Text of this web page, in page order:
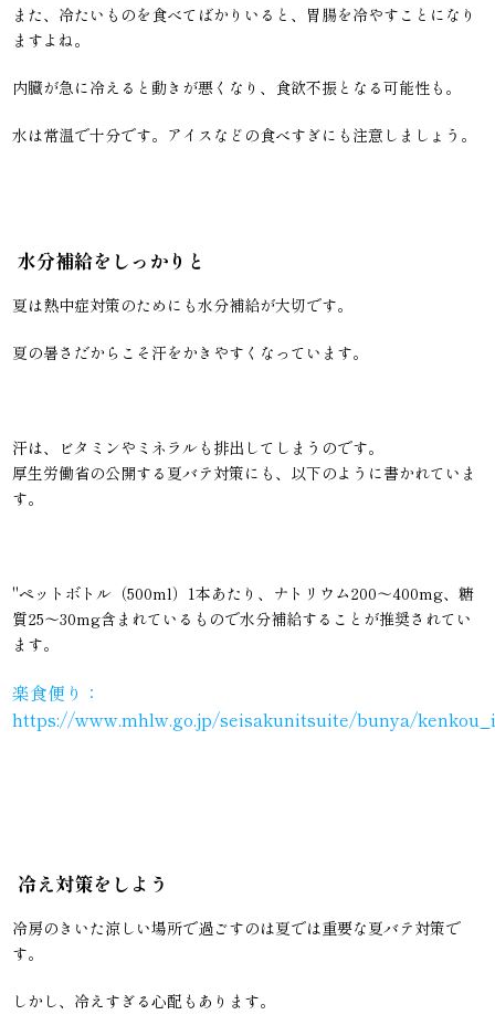
また、冷たいものを食べてばかりいると、胃腸を冷やすことになり
ますよね。
内臓が急に冷えると動きが悪くなり、食欲不振となる可能性も。
水は常温で十分です。アイスなどの食べすぎにも注意しましょう。
水分補給をしっかりと
夏は熱中症対策のためにも水分補給が大切です。
夏の暑さだからこそ汗をかきやすくなっています。
汗は、ビタミンやミネラルも排出してしまうのです。
厚生労働省の公開する夏バテ対策にも、以下のように書かれていま
す。
"ペットボトル（500ml）1本あたり、ナトリウム200～400mg、糖
質25～30mg含まれているもので水分補給することが推奨されてい
ます。
楽食便り ：
https://www.mhlw.go.jp/seisakunitsuite/bunya/
冷え対策をしよう
冷房のきいた涼しい場所で過ごすのは夏では重要な夏バテ対策で
す。
しかし、冷えすぎる心配もあります。